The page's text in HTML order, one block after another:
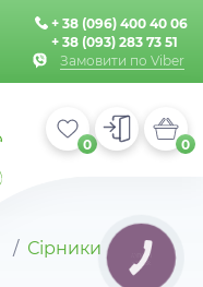
+ 38 (096) 400 40 06
+ 38 (093) 283 73 51
Замовити по Viber
0 0
Сірники КНОПКА
ЗВ'ЯЗКУ